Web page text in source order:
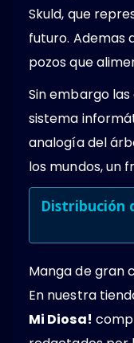
Skuld, que
futuro. Ademas
pozos que
Sin embargo
sistema
analogía del
los mundos, un
Distribución
Manga de gran
En nuestra
Mi Diosa!